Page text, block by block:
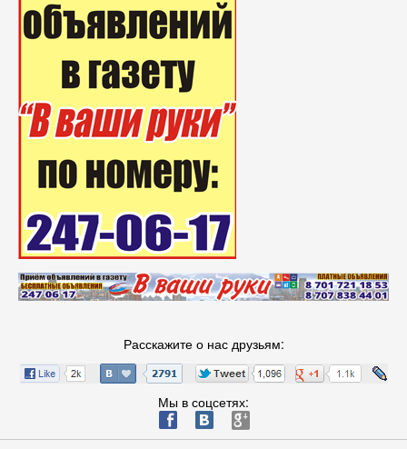
Расскажите о нас друзьям:
Мы в соцсетях:
ä æ è